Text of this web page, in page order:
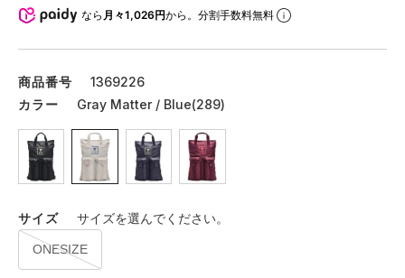
なら 月々1,026円から。分割手数料無料
商品番号
1369226
カラー
Gray Matter / Blue(289)
サイズ サイズを選んでください。
ONESIZE